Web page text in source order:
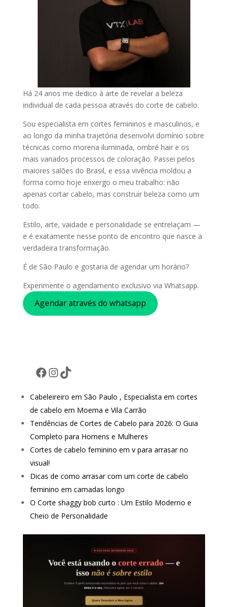
Há 24 anos me dedico à arte de revelar a beleza
individual de cada pessoa através do corte de cabelo.
Sou especialista em cortes femininos e masculinos, e
ao longo da minha trajetória desenvolvi domínio sobre
técnicas como morena iluminada, ombré hair e os
mais variados processos de coloração. Passei pelos
maiores salões do Brasil, e essa vivência moldou a
forma como hoje enxergo o meu trabalho: não
apenas cortar cabelo, mas construir beleza como um
todo.
Estilo, arte, vaidade e personalidade se entrelaçam —
e é exatamente nesse ponto de encontro que nasce a
verdadeira transformação.
É de São Paulo e gostaria de agendar um horário?
Experimente o agendamento exclusivo via Whatsapp.
Agendar através do whatsapp
Facebook
Instagram
TikTok
Cabeleireiro em São Paulo , Especialista em cortes
de cabelo em Moema e Vila Carrão
Tendências de Cortes de Cabelo para 2026: O Guia
Completo para Homens e Mulheres
Cortes de cabelo feminino em v para arrasar no
visual!
Dicas de como arrasar com um corte de cabelo
feminino em camadas longo
O Corte shaggy bob curto : Um Estilo Moderno e
Cheio de Personalidade